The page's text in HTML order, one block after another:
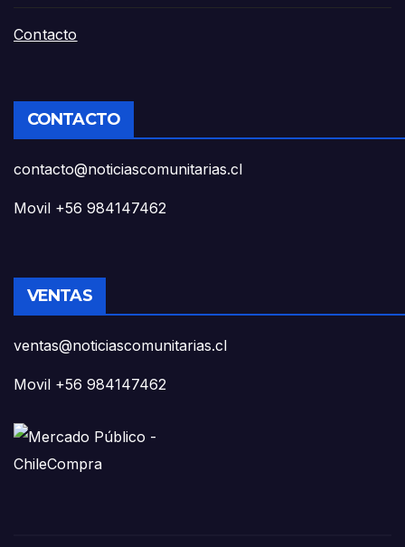
Contacto
CONTACTO
contacto@noticiascomunitarias.cl
Movil +56 984147462
VENTAS
ventas@noticiascomunitarias.cl
Movil +56 984147462